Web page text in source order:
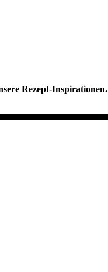
Rezept-Inspirationen.